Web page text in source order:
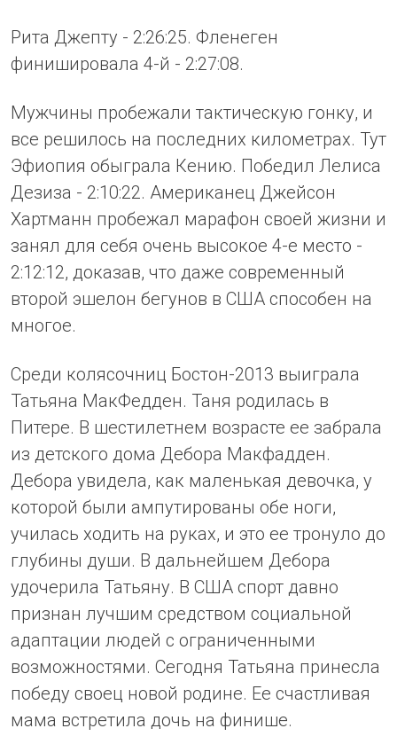
Рита Джепту - 2:26:25. Фленеген
финишировала 4-й - 2:27:08.
Мужчины пробежали тактическую гонку, и
все решилось на последних километрах. Тут
Эфиопия обыграла Кению. Победил Лелиса
Дезиза - 2:10:22. Американец Джейсон
Хартманн пробежал марафон своей жизни и
занял для себя очень высокое 4-е место -
2:12:12, доказав, что даже современный
второй эшелон бегунов в США способен на
многое.
Среди колясочниц Бостон-2013 выиграла
Татьяна МакФедден. Таня родилась в
Питере. В шестилетнем возрасте ее забрала
из детского дома Дебора Макфадден.
Дебора увидела, как маленькая девочка, у
которой были ампутированы обе ноги,
училась ходить на руках, и это ее тронуло до
глубины души. В дальнейшем Дебора
удочерила Татьяну. В США спорт давно
признан лучшим средством социальной
адаптации людей с ограниченными
возможностями. Сегодня Татьяна принесла
победу своец новой родине. Ее счастливая
мама встретила дочь на финише.